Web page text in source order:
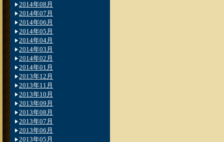
2014年08月
2014年07月
2014年06月
2014年05月
2014年04月
2014年03月
2014年02月
2014年01月
2013年12月
2013年11月
2013年10月
2013年09月
2013年08月
2013年07月
2013年06月
2013年05月